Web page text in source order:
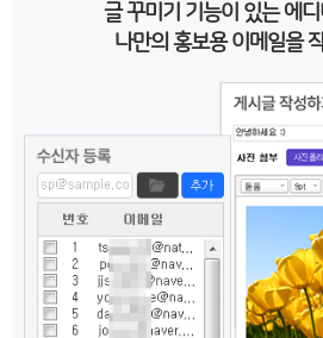
글 꾸미기 기능이 있는 에
나만의 홍보용 이메일을